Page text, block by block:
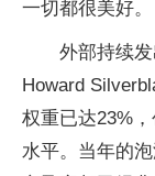
一切都很美好。
外部持续
Howard
权重已达23%
水平。当年的